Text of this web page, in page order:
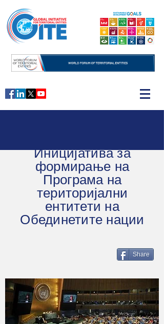
Иницијатива за
формирање на
Програма на
територијални
ентитети на
Обединетите нации
Share